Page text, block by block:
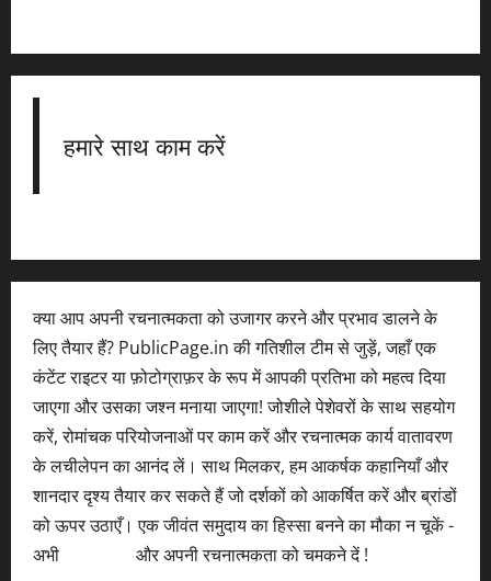
हमारे साथ काम करें
क्या आप अपनी रचनात्मकता को उजागर करने और प्रभाव डालने के
लिए तैयार हैं? PublicPage.in की गतिशील टीम से जुड़ें, जहाँ एक
कंटेंट राइटर या फ़ोटोग्राफ़र के रूप में आपकी प्रतिभा को महत्व दिया
जाएगा और उसका जश्न मनाया जाएगा! जोशीले पेशेवरों के साथ सहयोग
करें, रोमांचक परियोजनाओं पर काम करें और रचनात्मक कार्य वातावरण
के लचीलेपन का आनंद लें। साथ मिलकर, हम आकर्षक कहानियाँ और
शानदार दृश्य तैयार कर सकते हैं जो दर्शकों को आकर्षित करें और ब्रांडों
को ऊपर उठाएँ। एक जीवंत समुदाय का हिस्सा बनने का मौका न चूकें -
अभी
और अपनी रचनात्मकता को चमकने दें !